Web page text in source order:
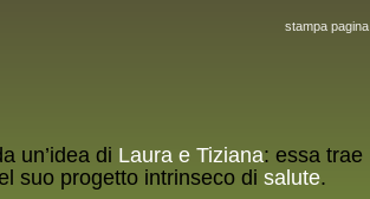
stampa pagina
un’idea di Laura e Tiziana: essa trae
suo progetto intrinseco di salute.